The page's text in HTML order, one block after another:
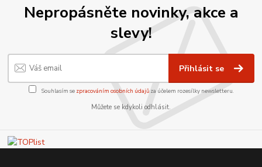
Nepropásněte novinky, akce a
slevy!
Přihlásit se
Souhlasím se zpracováním osobních údajůza účelem rozesílky newsletteru.
Můžete se kdykoli odhlásit.